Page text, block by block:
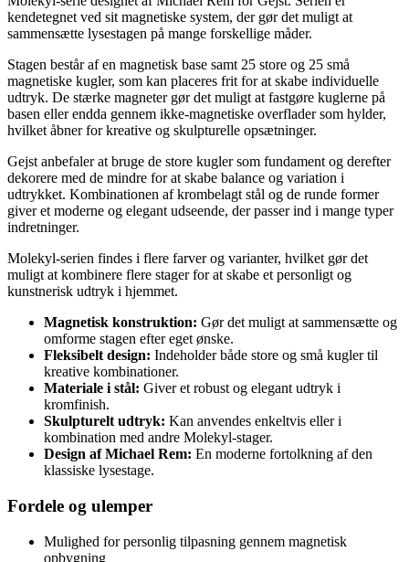
kendetegnet ved sit magnetiske system, der gør det muligt at
sammensætte lysestagen på mange forskellige måder.
Stagen består af en magnetisk base samt 25 store og 25 små
magnetiske kugler, som kan placeres frit for at skabe individuelle
udtryk. De stærke magneter gør det muligt at fastgøre kuglerne på
basen eller endda gennem ikke-magnetiske overflader som hylder,
hvilket åbner for kreative og skulpturelle opsætninger.
Gejst anbefaler at bruge de store kugler som fundament og derefter
dekorere med de mindre for at skabe balance og variation i
udtrykket. Kombinationen af krombelagt stål og de runde former
giver et moderne og elegant udseende, der passer ind i mange typer
indretninger.
Molekyl-serien findes i flere farver og varianter, hvilket gør det
muligt at kombinere flere stager for at skabe et personligt og
kunstnerisk udtryk i hjemmet.
Magnetisk konstruktion: Gør det muligt at sammensætte og
omforme stagen efter eget ønske.
Fleksibelt design: Indeholder både store og små kugler til
kreative kombinationer.
Materiale i stål: Giver et robust og elegant udtryk i
kromfinish.
Skulpturelt udtryk: Kan anvendes enkeltvis eller i
kombination med andre Molekyl-stager.
Design af Michael Rem: En moderne fortolkning af den
klassiske lysestage.
Fordele og ulemper
Mulighed for personlig tilpasning gennem magnetisk
opbygning